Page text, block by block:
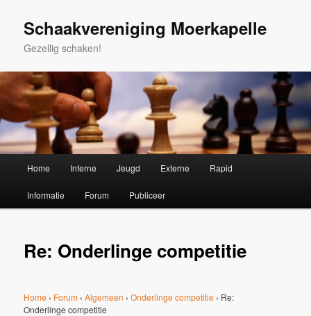
primaire
Schaakvereniging Moerkapelle
Gezellig schaken!
Home Interne Jeugd Externe Rapid
Informatie Forum Publiceer
Re: Onderlinge competitie
Home › Forum › Algemeen › Onderlinge competitie › Re:
Onderlinge competitie